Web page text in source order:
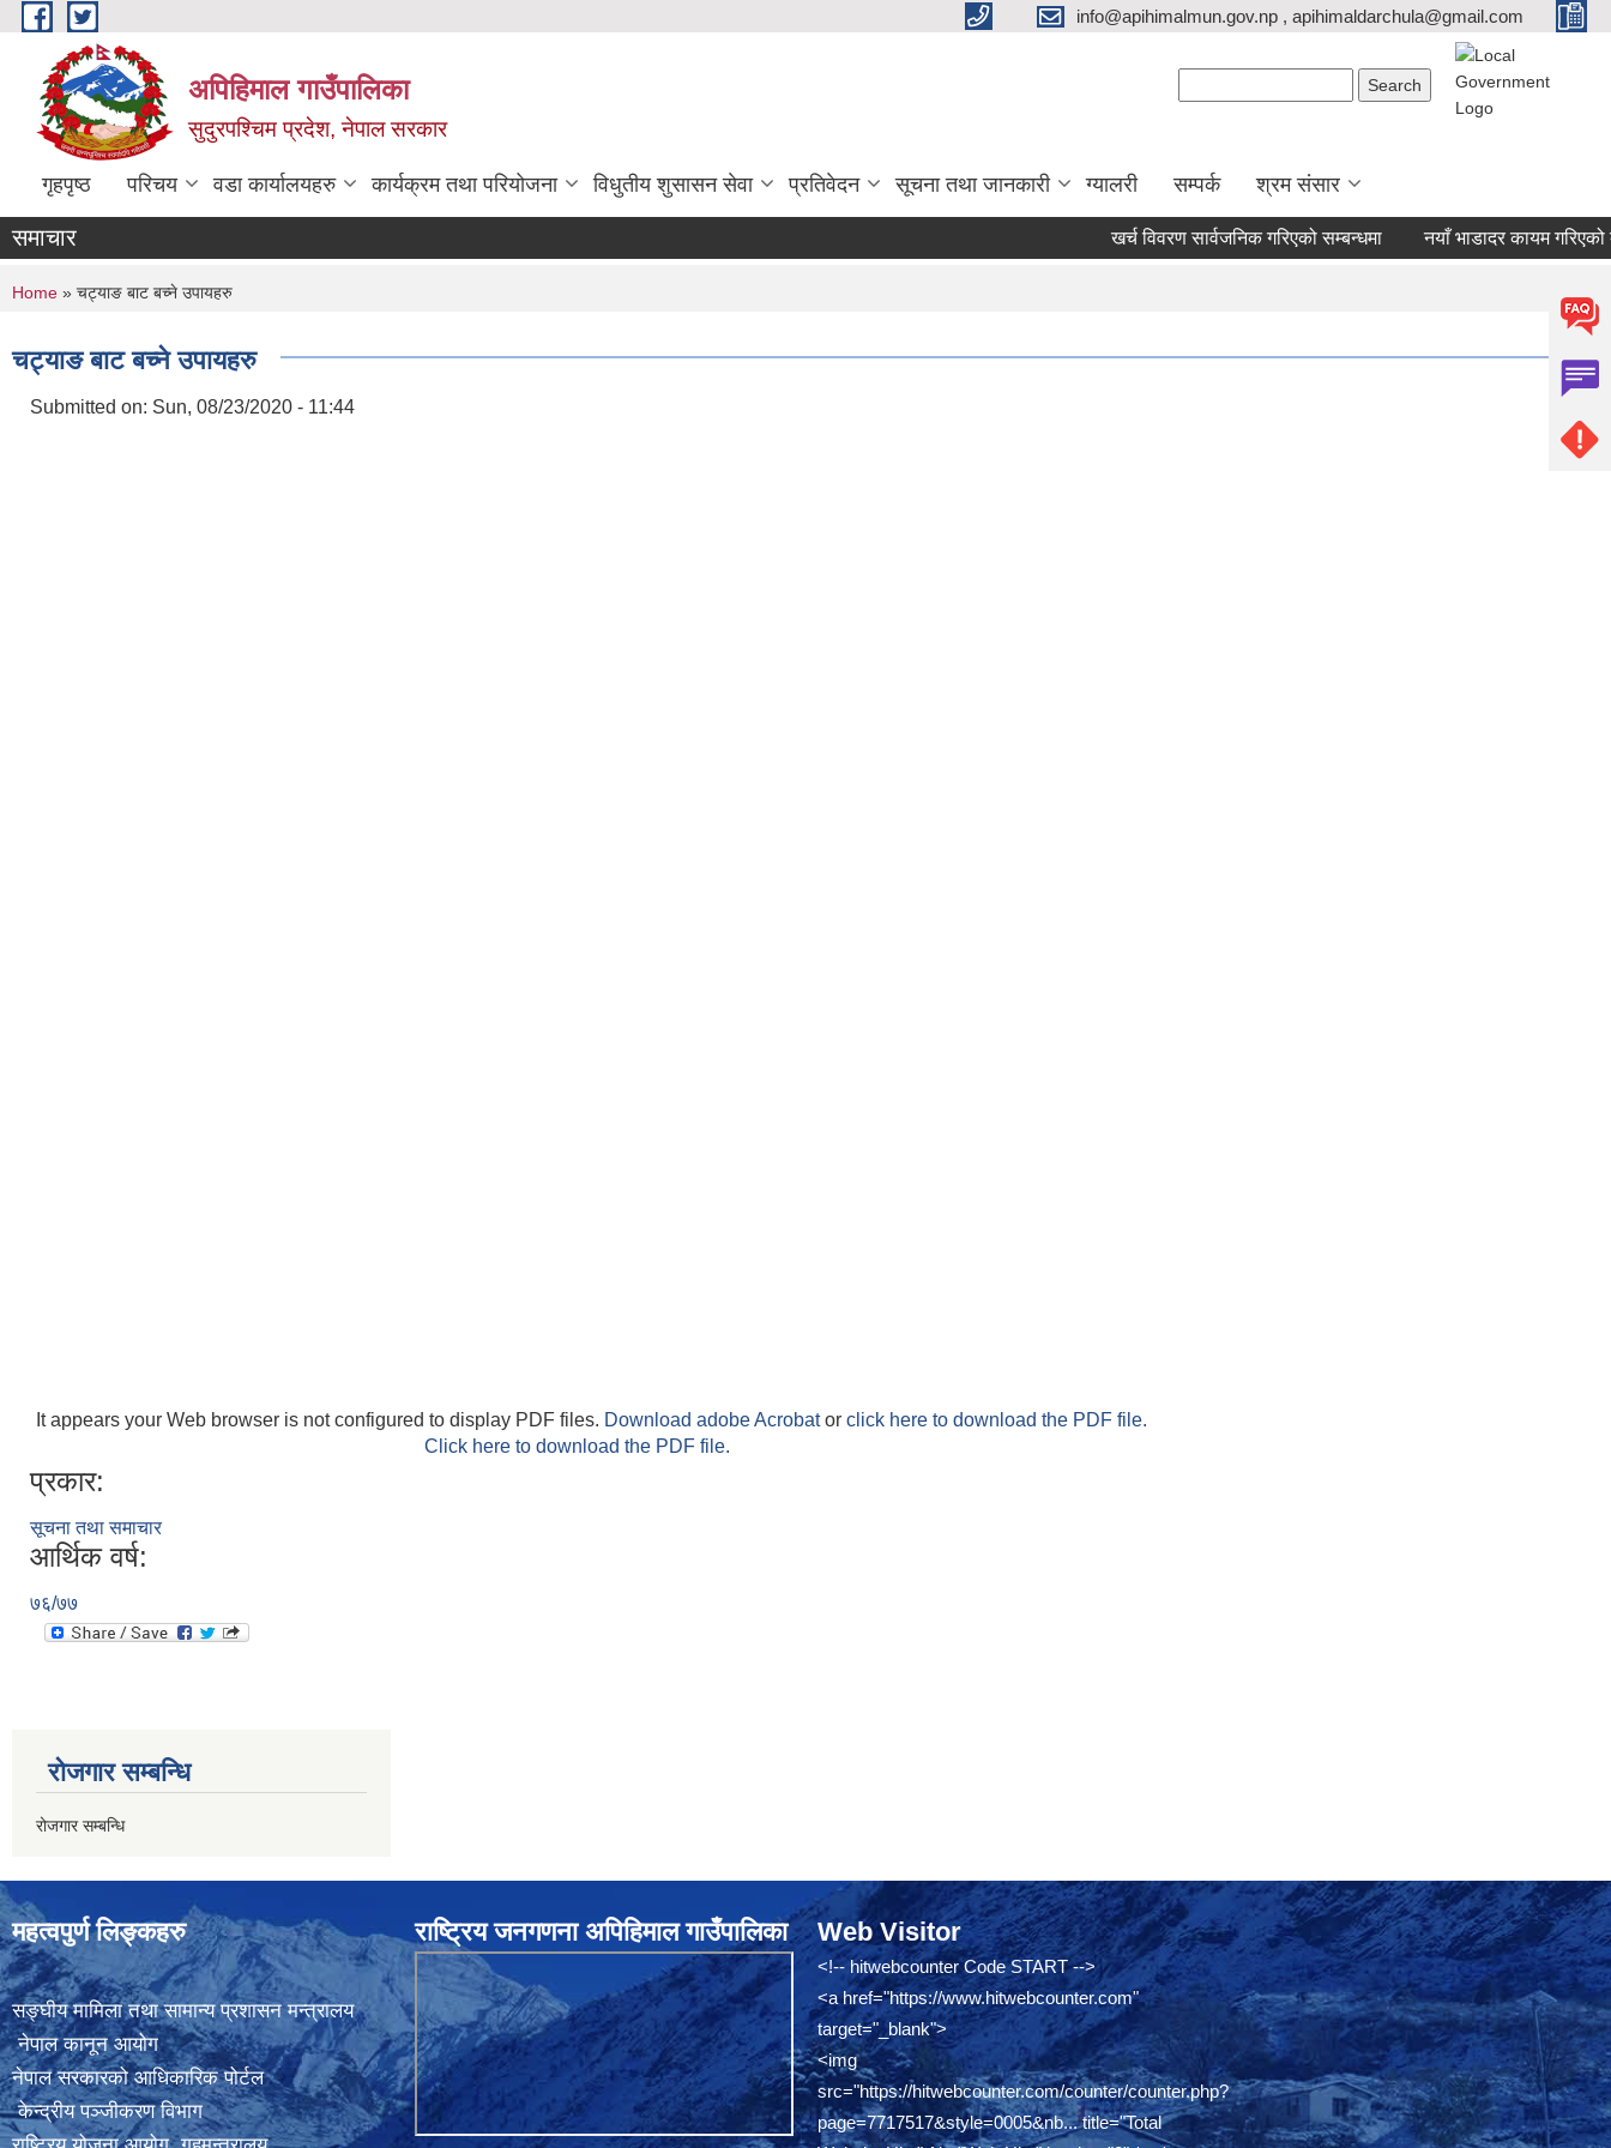
Skip to main content info@apihimalmun.gov.np , apihimaldarchula@gmail.com
अपिहिमाल गाउँपालिका
सुदुरपश्चिम प्रदेश, नेपाल सरकार
गृहपृष्ठ परिचय वडा कार्यालयहरु कार्यक्रम तथा परियोजना विधुतीय शुसासन सेवा प्रतिवेदन सूचना तथा जानकारी ग्यालरी सम्पर्क श्रम संसार
समाचार खर्च विवरण सार्वजनिक गरिएको सम्बन्धमा नयाँ भाडादर कायम गरिएको बारे
You are here
Home » चट्याङ बाट बच्ने उपायहरु
चट्याङ बाट बच्ने उपायहरु
Submitted on: Sun, 08/23/2020 - 11:44
It appears your Web browser is not configured to display PDF files. Download adobe Acrobator click here to download the PDF file.
Click here to download the PDF file.
प्रकार:
सूचना तथा समाचार
आर्थिक वर्ष:
७६/७७
रोजगार सम्बन्धि
रोजगार सम्बन्धि
महत्वपुर्ण लिङ्कहरु
सङ्घीय मामिला तथा सामान्य प्रशासन मन्त्रालय
नेपाल कानून आयोग
नेपाल सरकारको आधिकारिक पोर्टल
केन्द्रीय पञ्जीकरण विभाग
राष्ट्रिय जनगणना अपिहिमाल गाउँपालिका Web Visitor
<!-- hitwebcounter Code START -->
<a href="https://www.hitwebcounter.com"
target="_blank">
<img
src="https://hitwebcounter.com/counter/counter.php?
page=7717517&style=0005&nb...title="Total